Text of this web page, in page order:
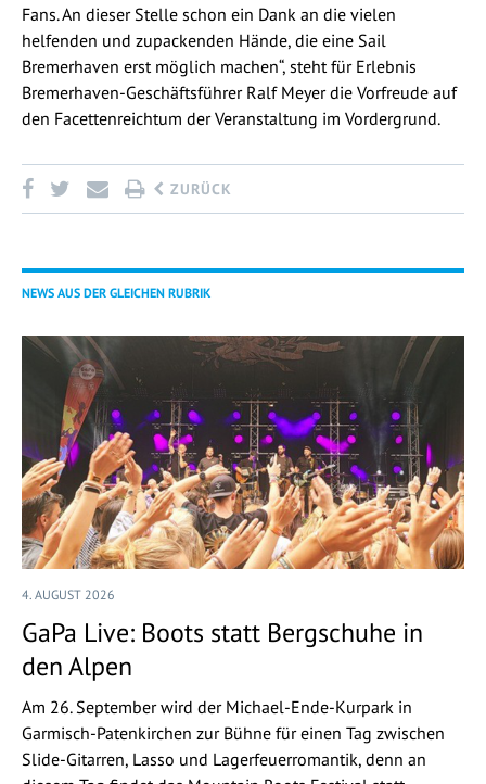
Fans. An dieser Stelle schon ein Dank an die vielen
helfenden und zupackenden Hände, die eine Sail
Bremerhaven erst möglich machen“, steht für Erlebnis
Bremerhaven-Geschäftsführer Ralf Meyer die Vorfreude auf
den Facettenreichtum der Veranstaltung im Vordergrund.
ZURÜCK
NEWS AUS DER GLEICHEN RUBRIK
4. AUGUST 2026
GaPa Live: Boots statt Bergschuhe in
den Alpen
Am 26. September wird der Michael-Ende-Kurpark in
Garmisch-Patenkirchen zur Bühne für einen Tag zwischen
Slide-Gitarren, Lasso und Lagerfeuerromantik, denn an